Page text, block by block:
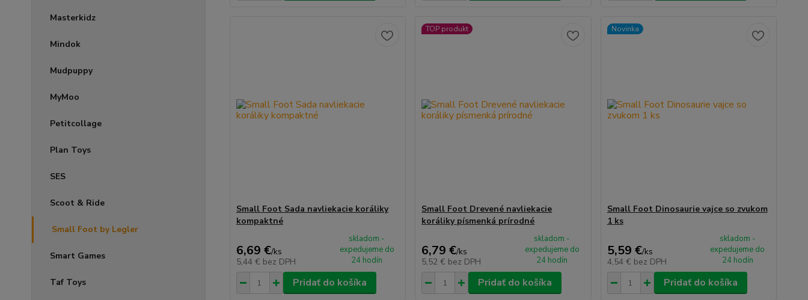
Masterkidz
Mindok
Mudpuppy
MyMoo
Petitcollage
Plan Toys
SES
Scoot & Ride
Small Foot by Legler
Smart Games
Taf Toys
Small Foot Sada navliekacie koráliky
kompaktné
6,69 €/ks
5,44 € bez DPH
skladom -
expedujeme do
24 hodín
Pridať do košíka
TOP produkt
Small Foot Drevené navliekacie
koráliky písmenká prírodné
6,79 €/ks
5,52 € bez DPH
skladom -
expedujeme do
24 hodín
Pridať do košíka
Novinka
Small Foot Dinosaurie vajce so zvukom
1 ks
5,59 €/ks
4,54 € bez DPH
skladom -
expedujeme do
24 hodín
Pridať do košíka